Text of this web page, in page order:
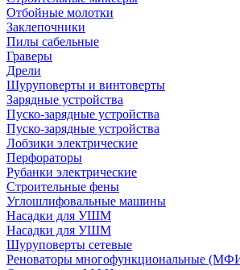
Отбойные молотки
Заклепочники
Пилы сабельные
Граверы
Дрели
Шуруповерты и винтоверты
Зарядные устройства
Пуско-зарядные устройства
Пуско-зарядные устройства
Лобзики электрические
Перфораторы
Рубанки электрические
Строительные фены
Углошлифовальные машины
Насадки для УШМ
Насадки для УШМ
Шуруповерты сетевые
Реноваторы многофункциональные